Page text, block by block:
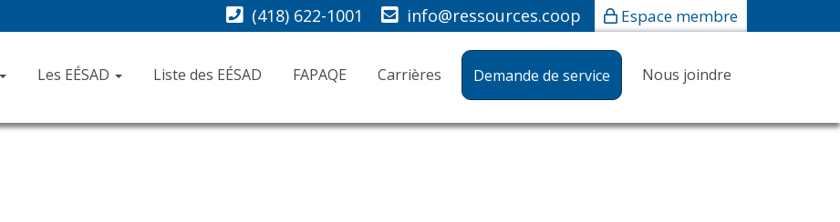
Espace membre
info@ressources.coop
(418) 622-1001
Les EÉSAD Liste des EÉSAD FAPAQE Carrières Demande de service Nous joindre